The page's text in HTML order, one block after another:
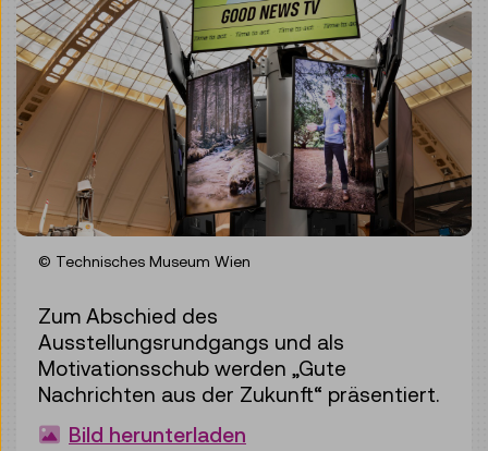
© Technisches Museum Wien
Zum Abschied des
Ausstellungsrundgangs und als
Motivationsschub werden „Gute
Nachrichten aus der Zukunft“ präsentiert.
Bild herunterladen